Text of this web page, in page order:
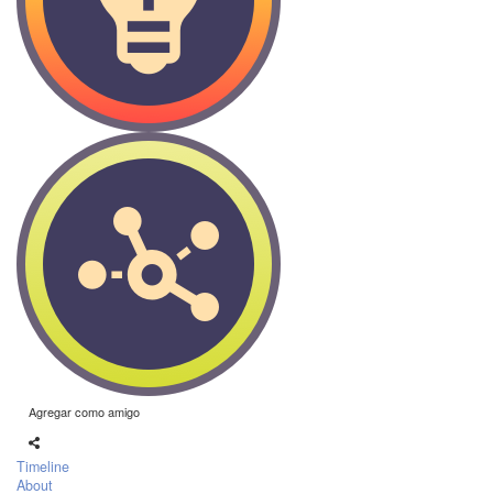
Agregar como amigo
Timeline
About